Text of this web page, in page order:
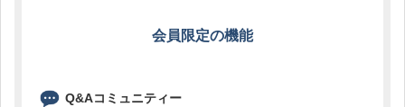
会員限定の機能
Q&Aコミュニティー